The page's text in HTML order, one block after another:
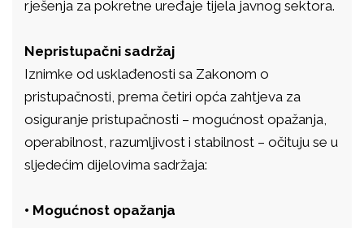
rješenja za pokretne uređaje tijela javnog sektora.
Nepristupačni sadržaj
Iznimke od usklađenosti sa Zakonom o
pristupačnosti, prema četiri opća zahtjeva za
osiguranje pristupačnosti – mogućnost opažanja,
operabilnost, razumljivost i stabilnost – očituju se u
sljedećim dijelovima sadržaja:
• Mogućnost opažanja